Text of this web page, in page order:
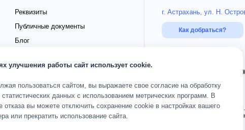
Реквизиты
Публичные документы
Блог
О клинике
Карта сайта
г. Астрахань, ул. Н.
Как добраться?
Пн-Сб 08:00-20:00; Вс
ОГРН 1093017002583 от
© 2010 — 2026 Клиника
улучшения работы сайт использует cookie.
пользоваться сайтом, вы выражаете свое согласие на обработку
данных с использованием метрических программ. В
отказа вы можете отключить сохранение cookie в настройках вашего
или прекратить использование сайта.